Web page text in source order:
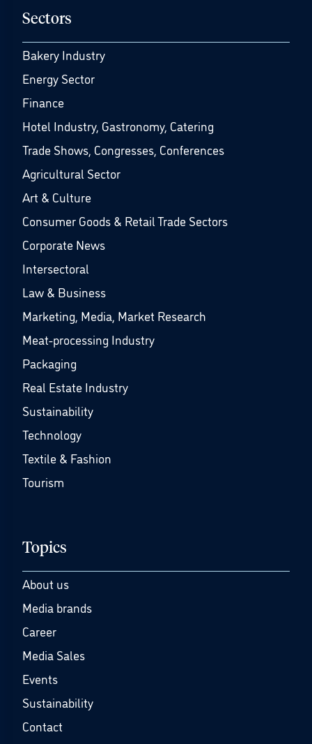
Sectors
Bakery Industry
Energy Sector
Finance
Hotel Industry, Gastronomy, Catering
Trade Shows, Congresses, Conferences
Agricultural Sector
Art & Culture
Consumer Goods & Retail Trade Sectors
Corporate News
Intersectoral
Law & Business
Marketing, Media, Market Research
Meat-processing Industry
Packaging
Real Estate Industry
Sustainability
Technology
Textile & Fashion
Tourism
Topics
About us
Media brands
Career
Media Sales
Events
Sustainability
Contact